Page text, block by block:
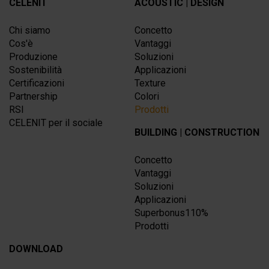
CELENIT
Chi siamo
Cos'è
Produzione
Sostenibilità
Certificazioni
Partnership
RSI
CELENIT per il sociale
ACOUSTIC | DESIGN
Concetto
Vantaggi
Soluzioni
Applicazioni
Texture
Colori
Prodotti
BUILDING | CONSTRUCTION
Concetto
Vantaggi
Soluzioni
Applicazioni
Superbonus110%
Prodotti
DOWNLOAD